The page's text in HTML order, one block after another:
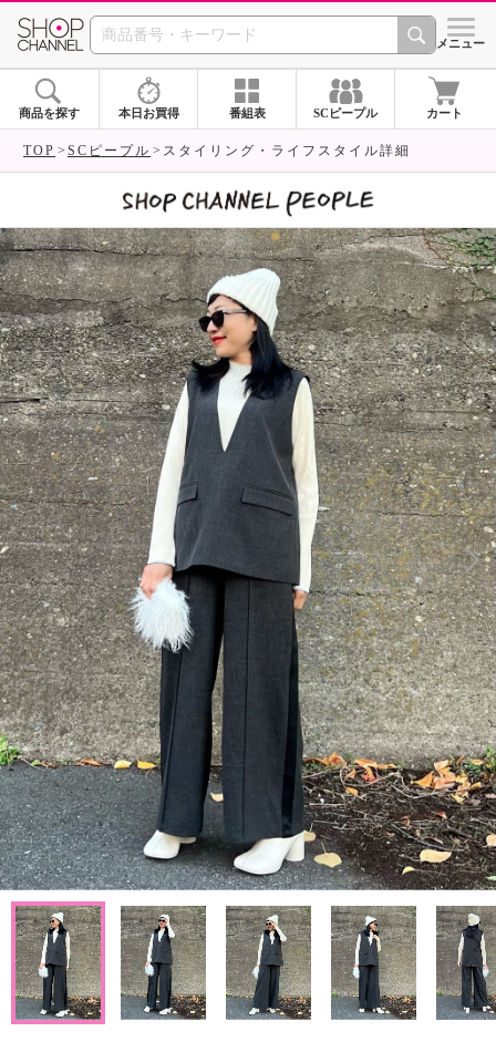
SHOP CHANNEL シメニュー
商品を探す 本日お買得 番組表 SCピープル カート
TOP SCピープル スタイリング・ライフスタイル詳細